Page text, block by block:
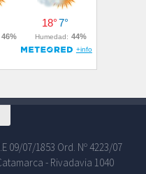
09/07/1853 Ord. Nº 4223/07
- Rivadavia 1040